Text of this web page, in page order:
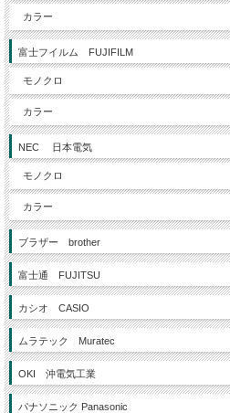
カラー
富士フイルム FUJIFILM
モノクロ
カラー
NEC 日本電気
モノクロ
カラー
ブラザー brother
富士通 FUJITSU
カシオ CASIO
ムラテック Muratec
OKI 沖電気工業
パナソニック Panasonic